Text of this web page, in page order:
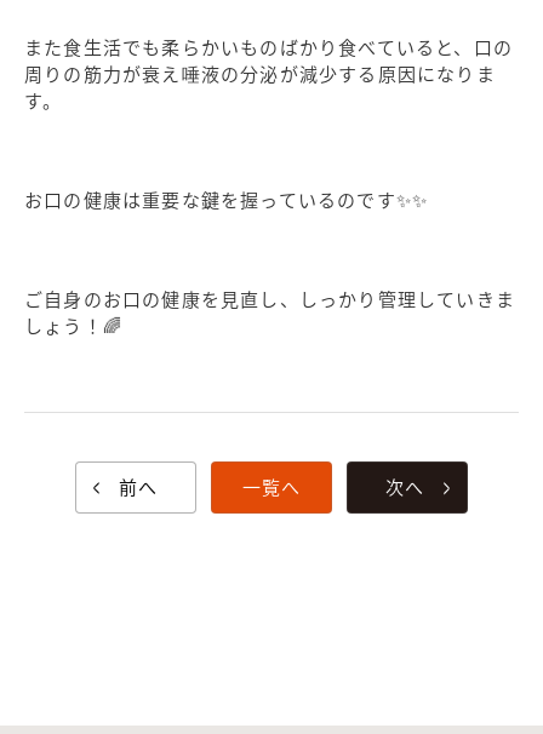
また食生活でも柔らかいものばかり食べていると、口の
周りの筋力が衰え唾液の分泌が減少する原因になりま
す。
お口の健康は重要な鍵を握っているのです✨✨
ご自身のお口の健康を見直し、しっかり管理していきま
しょう！🌈
前へ 一覧へ 次へ